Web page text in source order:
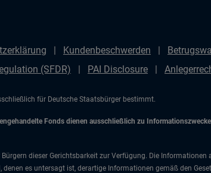
Kundenbeschwerden
(SFDR)
PAI Disclosure
für Deutsche Staatsbürger bestimmt.
Fonds dienen ausschließlich zu
dieser Gerichtsbarkeit zur Verfügung. Die
es untersagt ist, derartige Informationen gemäß den